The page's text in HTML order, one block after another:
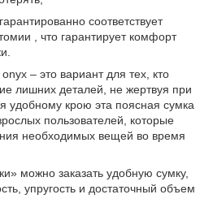
соответствует
, что гарантирует комфорт
– это вариант для тех, кто
лишних деталей, не жертвуя при
удобному крою эта поясная сумка
пользователей, которые
необходимых вещей во время
можно заказать удобную сумку,
упругость и достаточный объем